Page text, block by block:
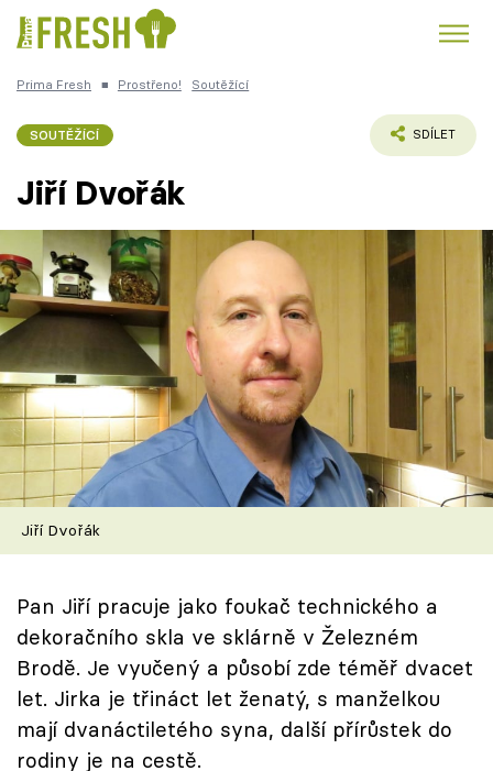
Česká kuchyně
Témata
Recepty
Články
TV Program
Škola vaření
Speciál: Cuketa
Těhotnej kuchař
Sledujte prima+
Prima Fresh ■ Prostřeno! Soutěžící
SOUTĚŽÍCÍ SDÍLET
Jiří Dvořák
Jiří Dvořák
Pan Jiří pracuje jako foukač technického a
dekoračního skla ve sklárně v Železném
Brodě. Je vyučený a působí zde téměř dvacet
let. Jirka je třináct let ženatý, s manželkou
mají dvanáctiletého syna, další přírůstek do
rodiny je na cestě.